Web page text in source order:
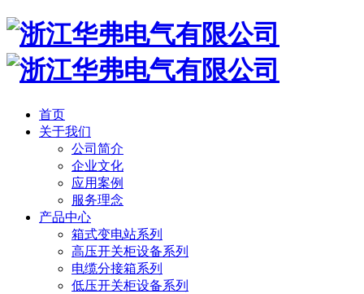
首页
关于我们
公司简介
企业文化
应用案例
服务理念
产品中心
箱式变电站系列
高压开关柜设备系列
电缆分接箱系列
低压开关柜设备系列